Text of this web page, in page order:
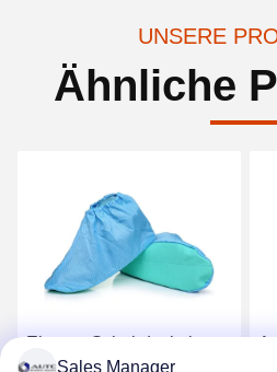
UNSERE
Ähnliche
Einweg-Schuhdeckel
Sales Manager